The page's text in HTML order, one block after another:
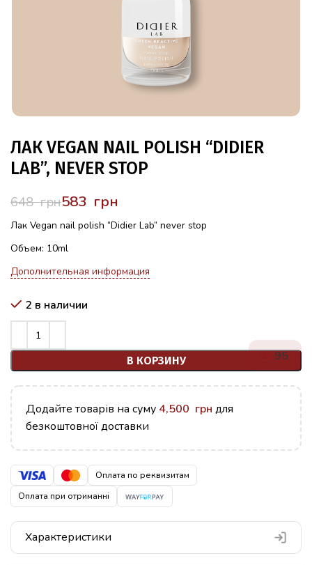
ЛАК VEGAN NAIL POLISH “DIDIER
LAB”, NEVER STOP
648грн583 грн
Лак Vegan nail polish “Didier Lab” never stop
Объем: 10ml
Дополнительная информация
2 в наличии
В КОРЗИНУ 95
Додайте товарів на суму 4,500 грн для
безкоштовної доставки
Оплата по реквизитам
Оплата при отриманні
Характеристики